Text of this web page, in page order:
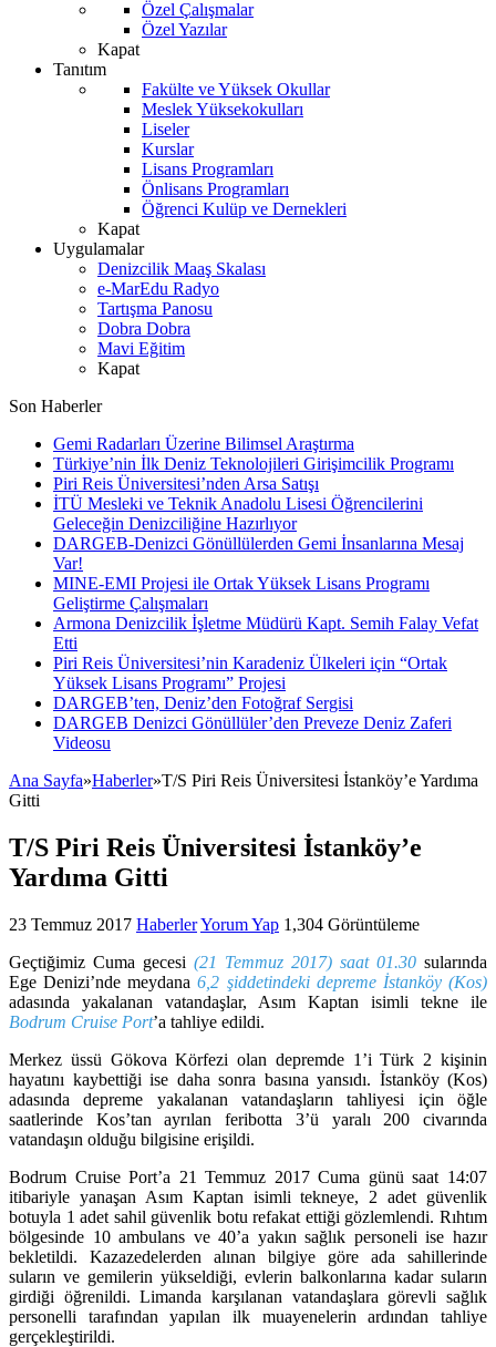
Özel Çalışmalar
Özel Yazılar
Kapat
Tanıtım
Fakülte ve Yüksek Okullar
Meslek Yüksekokulları
Liseler
Kurslar
Lisans Programları
Önlisans Programları
Öğrenci Kulüp ve Dernekleri
Kapat
Uygulamalar
Denizcilik Maaş Skalası
e-MarEdu Radyo
Tartışma Panosu
Dobra Dobra
Mavi Eğitim
Kapat
Son Haberler
Gemi Radarları Üzerine Bilimsel Araştırma
Türkiye’nin İlk Deniz Teknolojileri Girişimcilik Programı
Piri Reis Üniversitesi’nden Arsa Satışı
İTÜ Mesleki ve Teknik Anadolu Lisesi Öğrencilerini
Geleceğin Denizciliğine Hazırlıyor
DARGEB-Denizci Gönüllülerden Gemi İnsanlarına Mesaj
Var!
MINE-EMI Projesi ile Ortak Yüksek Lisans Programı
Geliştirme Çalışmaları
Armona Denizcilik İşletme Müdürü Kapt. Semih Falay Vefat
Etti
Piri Reis Üniversitesi’nin Karadeniz Ülkeleri için “Ortak
Yüksek Lisans Programı” Projesi
DARGEB’ten, Deniz’den Fotoğraf Sergisi
DARGEB Denizci Gönüllüler’den Preveze Deniz Zaferi
Videosu
Ana Sayfa»Haberler»T/S Piri Reis Üniversitesi İstanköy’e Yardıma
Gitti
T/S Piri Reis Üniversitesi İstanköy’e
Yardıma Gitti
23 Temmuz 2017 HaberlerYorum Yap 1,304 Görüntüleme
Geçtiğimiz Cuma gecesi (21 Temmuz 2017) saat 01.30 sularında
Ege Denizi’nde meydana6,2 şiddetindeki depreme İstanköy (Kos)
adasında yakalanan vatandaşlar, Asım Kaptan isimli tekne ile
Bodrum Cruise Port’a tahliye edildi.
Merkez üssü Gökova Körfezi olan depremde 1’i Türk 2 kişinin
hayatını kaybettiği ise daha sonra basına yansıdı. İstanköy (Kos)
adasında depreme yakalanan vatandaşların tahliyesi için öğle
saatlerinde Kos’tan ayrılan feribotta 3’ü yaralı 200 civarında
vatandaşın olduğu bilgisine erişildi.
Bodrum Cruise Port’a 21 Temmuz 2017 Cuma günü saat 14:07
itibariyle yanaşan Asım Kaptan isimli tekneye, 2 adet güvenlik
botuyla 1 adet sahil güvenlik botu refakat ettiği gözlemlendi. Rıhtım
bölgesinde 10 ambulans ve 40’a yakın sağlık personeli ise hazır
bekletildi. Kazazedelerden alınan bilgiye göre ada sahillerinde
suların ve gemilerin yükseldiği, evlerin balkonlarına kadar suların
girdiği öğrenildi. Limanda karşılanan vatandaşlara görevli sağlık
personelli tarafından yapılan ilk muayenelerin ardından tahliye
gerçekleştirildi.